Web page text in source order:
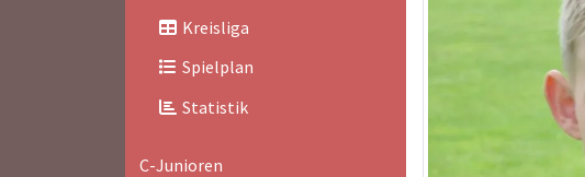
Kreisliga
Spielplan
Statistik
C-Junioren